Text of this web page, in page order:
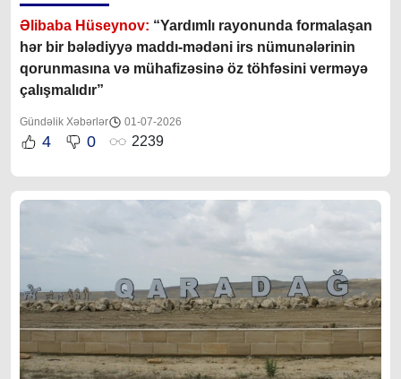
Əlibaba Hüseynov: “Yardımlı rayonunda formalaşan
hər bir bələdiyyə maddı-mədəni irs nümunələrinin
qorunmasına və mühafizəsinə öz töhfəsini verməyə
çalışmalıdır”
Gündəlik Xəbərlər 01-07-2026
4 0 2239